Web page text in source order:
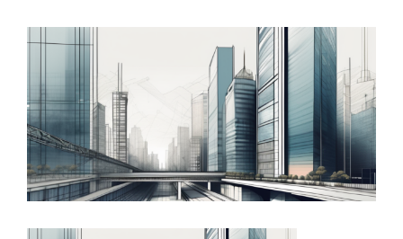
Zeige
Bild